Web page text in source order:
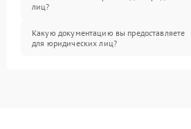
лиц?
Какую документацию вы предоставляете
для юридических лиц?